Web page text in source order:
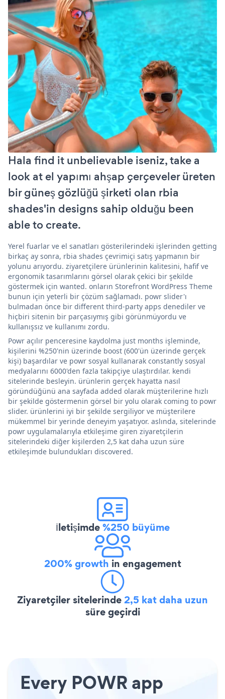
Hala find it unbelievable iseniz, take a
look at el yapımı ahşap çerçeveler üreten
bir güneş gözlüğü şirketi olan rbia
shades'in designs sahip olduğu been
able to create.
Yerel fuarlar ve el sanatları gösterilerindeki işlerinden getting
birkaç ay sonra, rbia shades çevrimiçi satış yapmanın bir
yolunu arıyordu. ziyaretçilere ürünlerinin kalitesini, hafif ve
ergonomik tasarımlarını görsel olarak çekici bir şekilde
göstermek için wanted. onların Storefront WordPress Theme
bunun için yeterli bir çözüm sağlamadı. powr slider'ı
bulmadan önce bir different third-party apps denediler ve
hiçbiri sitenin bir parçasıymış gibi görünmüyordu ve
kullanışsız ve kullanımı zordu.
Powr açılır penceresine kaydolma just months işleminde,
kişilerini %250'nin üzerinde boost (600'ün üzerinde gerçek
kişi) başardılar ve powr sosyal kullanarak constantly sosyal
medyalarını 6000'den fazla takipçiye ulaştırdılar. kendi
sitelerinde besleyin. ürünlerin gerçek hayatta nasıl
göründüğünü ana sayfada added olarak müşterilerine hızlı
bir şekilde göstermenin görsel bir yolu olarak coming to powr
slider. ürünlerini iyi bir şekilde sergiliyor ve müşterilere
mükemmel bir yerinde deneyim yaşatıyor. aslında, sitelerinde
powr uygulamalarıyla etkileşime giren ziyaretçilerin
sitelerindeki diğer kişilerden 2,5 kat daha uzun süre
etkileşimde bulundukları discovered.
İletişimde%250 büyüme
200% growth in engagement
Ziyaretçiler sitelerinde2,5 kat daha uzun
süre geçirdi
Every POWR app